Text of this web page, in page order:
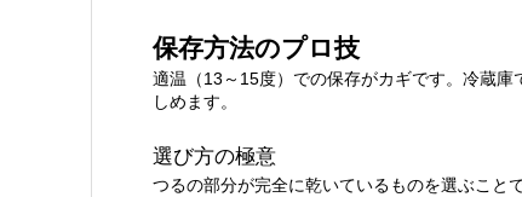
保存方法のプロ技
適温（13～15度）での保存がカギです。冷蔵
しめます。
選び方の極意
つるの部分が完全に乾いているものを選ぶこと